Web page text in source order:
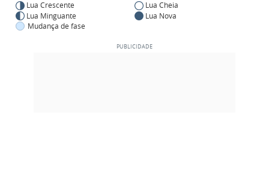
Lua Crescente
Lua Cheia
Lua Minguante
Lua Nova
Mudança de fase